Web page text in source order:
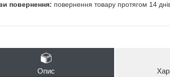
повернення товару протягом 14
Опис